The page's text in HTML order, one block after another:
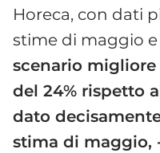
Horeca, con dati
stime di maggio
scenario
del 24% rispetto
dato
stima di maggio,